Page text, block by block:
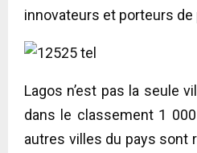
innovateurs et porteurs de
Lagos n’est pas la seule
dans le classement 1
autres villes du pays sont